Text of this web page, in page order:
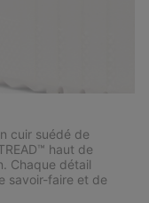
cuir suédé de
haut de
Chaque détail
savoir-faire et de